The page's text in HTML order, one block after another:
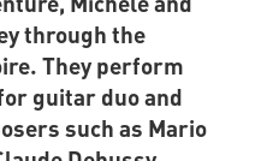
through the
They perform
guitar duo and
such as Mario